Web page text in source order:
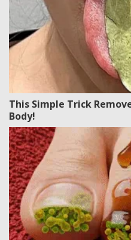
This Simple Trick
Body!